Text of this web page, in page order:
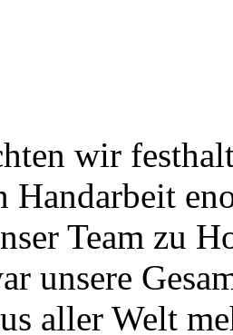
wir
Handarbeit
Team zu
unsere
aller Welt